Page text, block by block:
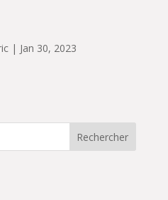
| Jan 30, 2023
Rechercher